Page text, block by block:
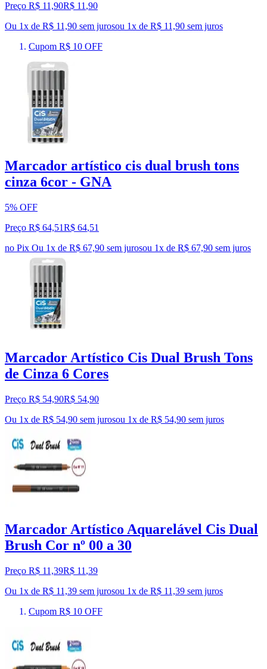
Preço R$ 11,90R$ 11,90
Ou 1x de R$ 11,90 sem jurosou 1x de R$ 11,90 sem juros
Cupom R$ 10 OFF
Marcador artístico cis dual brush tons
cinza 6cor - GNA
5% OFF
Preço R$ 64,51R$ 64,51
no Pix Ou 1x de R$ 67,90 sem jurosou 1x de R$ 67,90 sem juros
Marcador Artístico Cis Dual Brush Tons
de Cinza 6 Cores
Preço R$ 54,90R$ 54,90
Ou 1x de R$ 54,90 sem jurosou 1x de R$ 54,90 sem juros
Marcador Artístico Aquarelável Cis Dual
Brush Cor nº 00 a 30
Preço R$ 11,39R$ 11 ,39
Ou 1x de R$ 11,39 sem jurosou 1x de R$ 11,39 sem juros
Cupom R$ 10 OFF